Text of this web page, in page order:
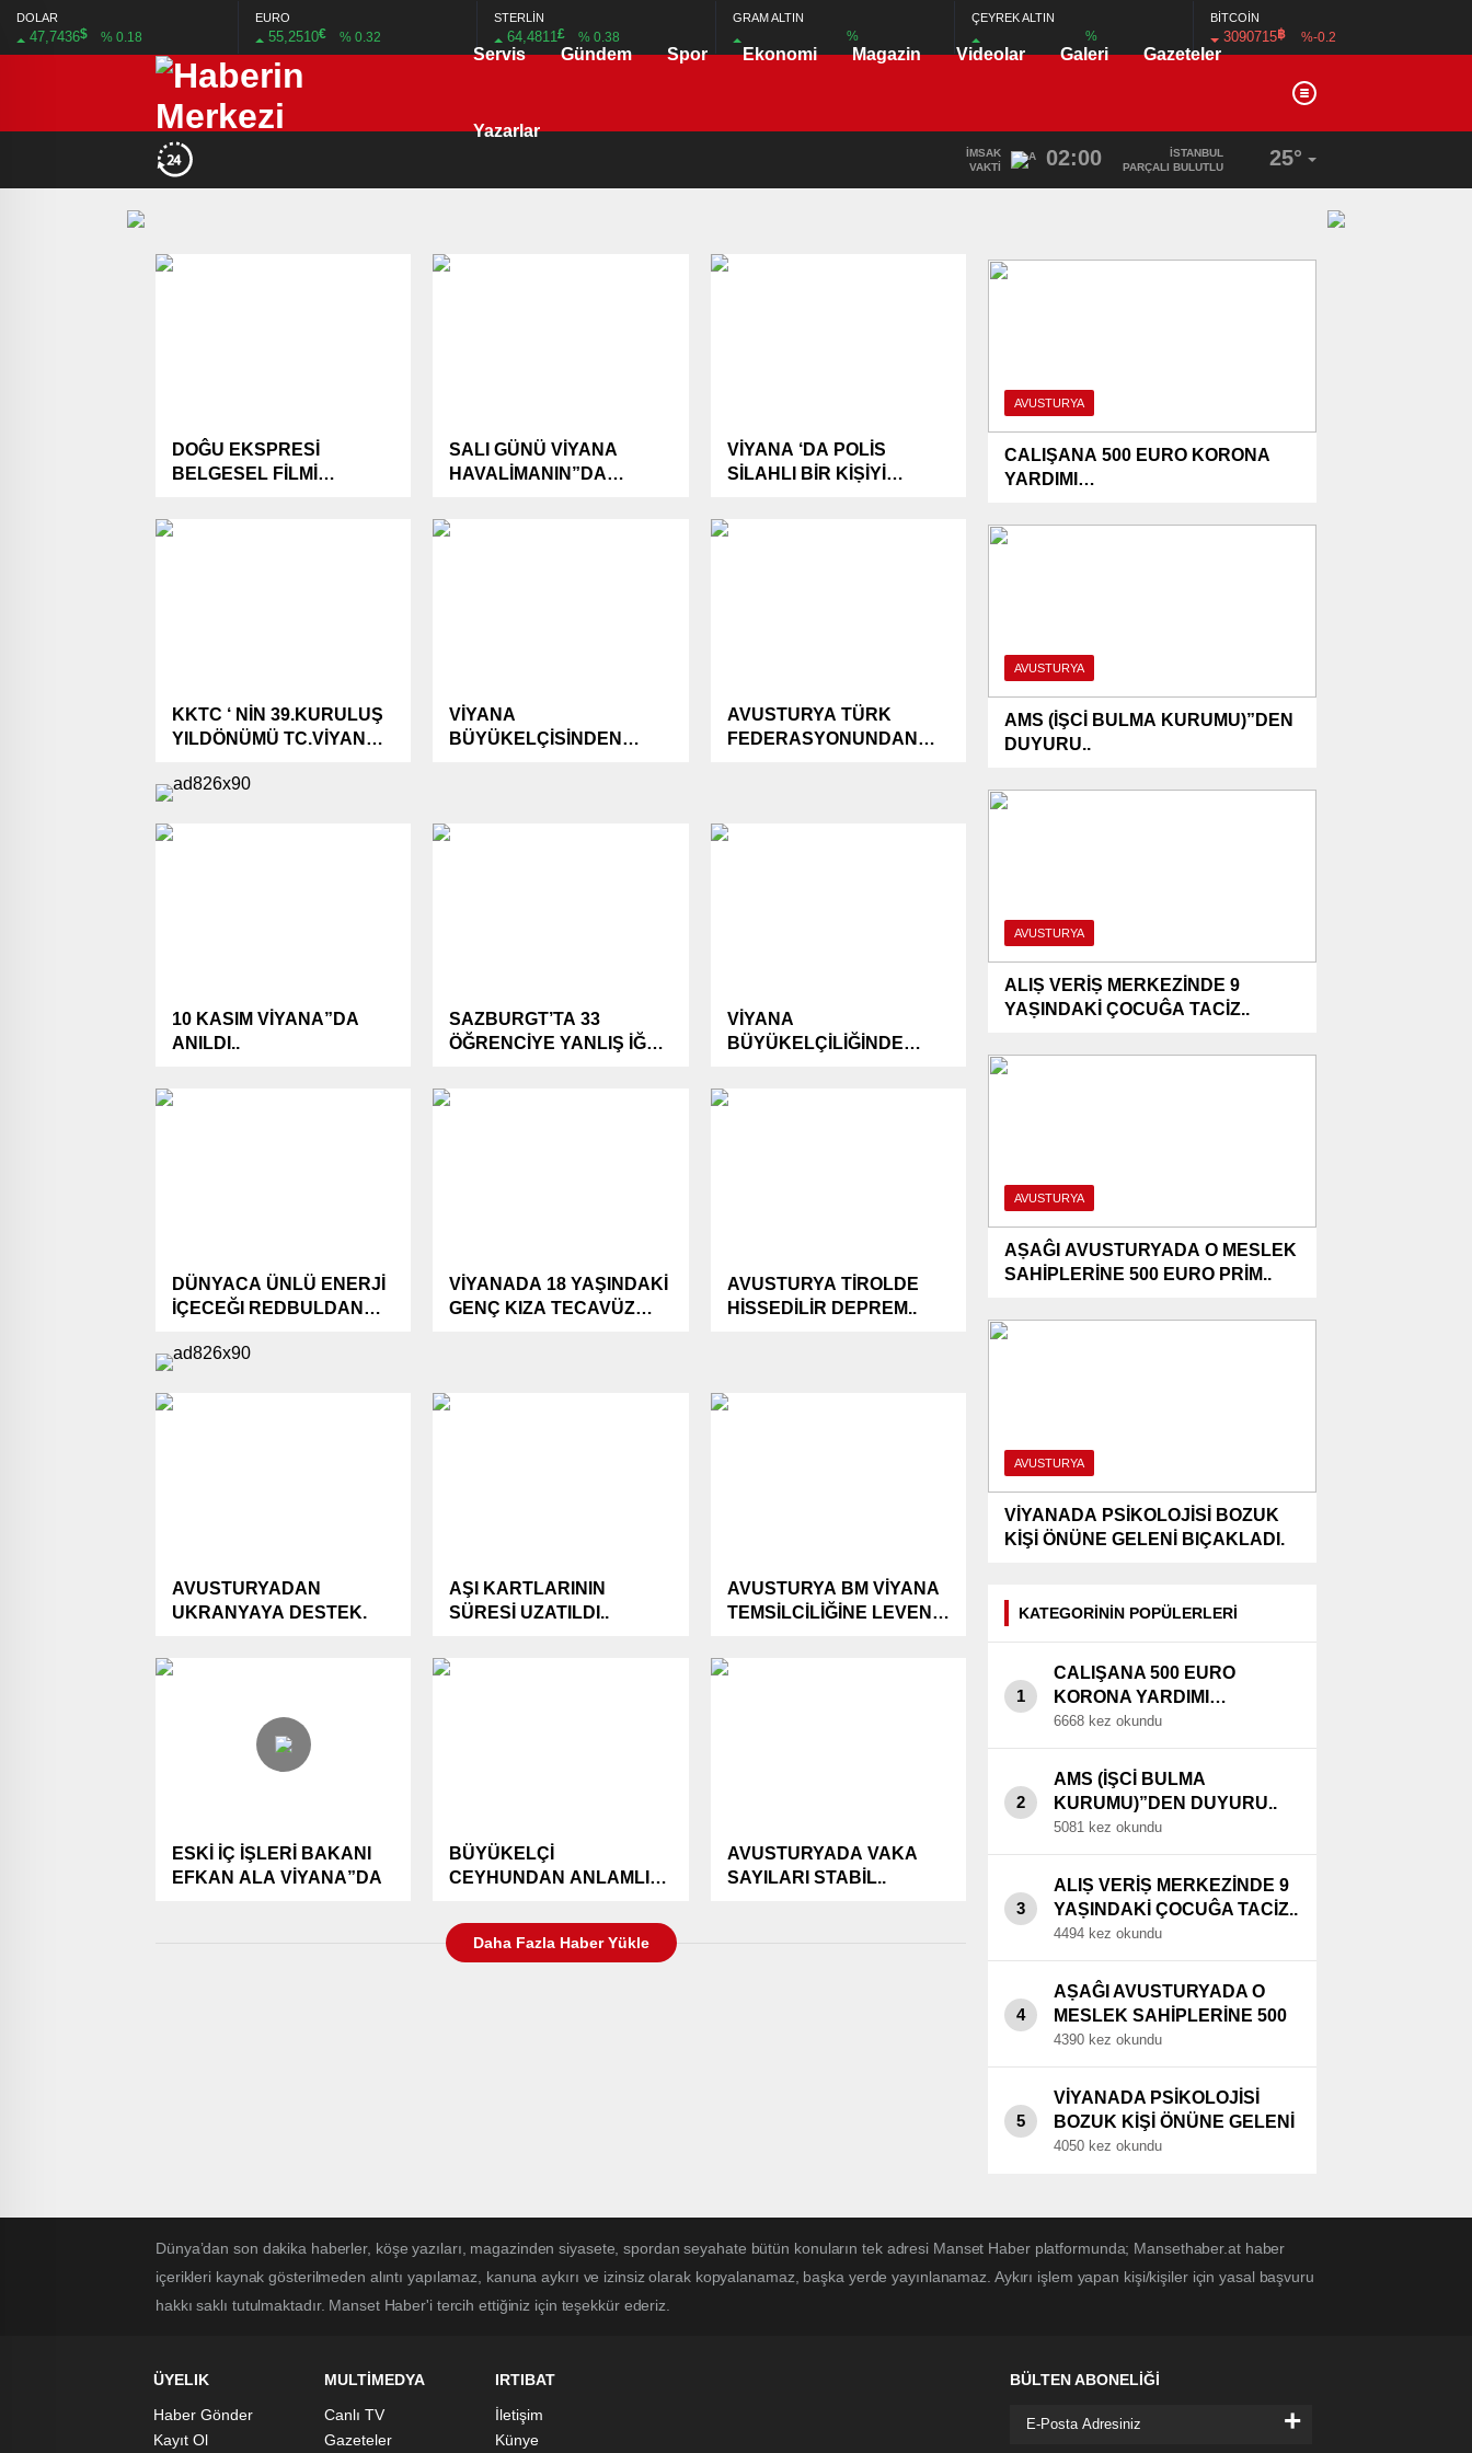
DOLAR
47,7436$ % 0.18
EURO
55,2510€ % 0.32
STERLİN
64,4811£ % 0.38
GRAM ALTIN
%
ÇEYREK ALTIN
%
BİTCOİN
3090715฿ %-0.2
Servis Gündem Spor Ekonomi Magazin Videolar Galeri Gazeteler
Yazarlar
İMSAK
VAKTI
02:00
İSTANBUL
PARÇALI BULUTLU
25°
DOĜU EKSPRESİ
BELGESEL FİLMİ
DERNEKLERDEDE
SALI GÜNÜ VİYANA
HAVALİMANIN”DA
DOLAYISI İLE İṢLEMLER
VİYANA ‘DA POLİS
SİLAHLI BİR KİṢİYİ
KKTC ‘ NİN 39.KURULUŞ
YILDÖNÜMÜ TC.VİYANA
KUTLANDI..
VİYANA
BÜYÜKELÇİSİNDEN
AVUSTURYA TÜRK
FEDERASYONUNDAN
10 KASIM VİYANA”DA
ANILDI..
SAZBURGT’TA 33
ÖĞRENCİYE YANLIŞ İĞNE
VİYANA
BÜYÜKELÇİLİĞİNDE
DÜNYACA ÜNLÜ ENERJİ
İÇECEĞI REDBULDAN
İKRAMİYE
VİYANADA 18 YAŞINDAKİ
GENÇ KIZA TECAVÜZ
AVUSTURYA TİROLDE
HİSSEDİLİR DEPREM..
AVUSTURYADAN
UKRANYAYA DESTEK.
AŞI KARTLARININ
SÜRESİ UZATILDI..
AVUSTURYA BM VİYANA
TEMSİLCİLİĞİNE LEVENT
ESKİ İÇ İŞLERİ BAKANI
EFKAN ALA VİYANA”DA
BÜYÜKELÇİ
CEYHUNDAN ANLAMLI
AVUSTURYADA VAKA
SAYILARI STABİL..
Daha Fazla Haber Yükle
AVUSTURYA
CALIŞANA 500 EURO KORONA
YARDIMI…
AVUSTURYA
AMS (İŞCİ BULMA KURUMU)”DEN
DUYURU..
AVUSTURYA
ALIṢ VERİṢ MERKEZİNDE 9
YAṢINDAKİ ÇOCUĜA TACİZ..
AVUSTURYA
AṢAĜI AVUSTURYADA O MESLEK
SAHİPLERİNE 500 EURO PRİM..
AVUSTURYA
VİYANADA PSİKOLOJİSİ BOZUK
KİŞİ ÖNÜNE GELENİ BIÇAKLADI.
KATEGORİNİN POPÜLERLERİ
1
CALIŞANA 500 EURO
KORONA YARDIMI…
6668 kez okundu
2
AMS (İŞCİ BULMA
KURUMU)”DEN DUYURU..
5081 kez okundu
3
ALIṢ VERİṢ MERKEZİNDE 9
YAṢINDAKİ ÇOCUĜA TACİZ..
4494 kez okundu
4
AṢAĜI AVUSTURYADA O
MESLEK SAHİPLERİNE 500
EURO PRİM..
4390 kez okundu
5
VİYANADA PSİKOLOJİSİ
BOZUK KİŞİ ÖNÜNE GELENİ
BIÇAKLADI.
4050 kez okundu
Dünya’dan son dakika haberler, köşe yazıları, magazinden siyasete, spordan seyahate bütün konuların tek adresi Manset Haber platformunda; Mansethaber.at haber
içerikleri kaynak gösterilmeden alıntı yapılamaz, kanuna aykırı ve izinsiz olarak kopyalanamaz, başka yerde yayınlanamaz. Aykırı işlem yapan kişi/kişiler için yasal başvuru
hakkı saklı tutulmaktadır. Manset Haber'i tercih ettiğiniz için teşekkür ederiz.
ÜYELIK
Haber Gönder
Kayıt Ol
MULTİMEDYA
Canlı TV
Gazeteler
IRTIBAT
İletişim
Künye
BÜLTEN ABONELİĞİ
+